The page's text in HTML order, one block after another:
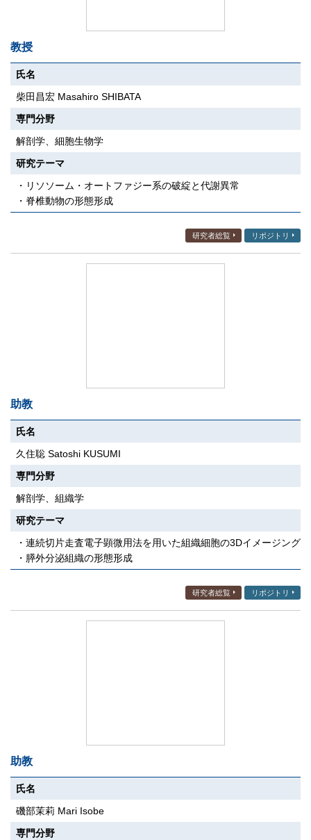
教授
氏名
柴田昌宏 Masahiro SHIBATA
専門分野
解剖学、細胞生物学
研究テーマ
・リソソーム・オートファジー系の破綻と代謝異常
・脊椎動物の形態形成
研究者総覧 リポジトリ
助教
氏名
久住聡 Satoshi KUSUMI
専門分野
解剖学、組織学
研究テーマ
・連続切片走査電子顕微用法を用いた組織細胞の3Dイメージング
・膵外分泌組織の形態形成
研究者総覧 リポジトリ
助教
氏名
磯部茉莉 Mari Isobe
専門分野